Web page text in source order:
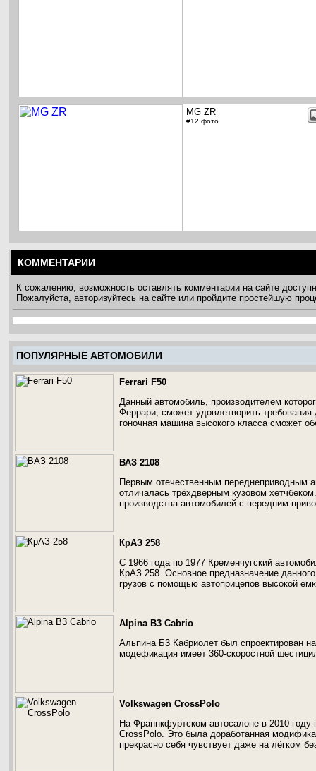
MG ZR
#12 фото
КОММЕНТАРИИ
К сожалению, возможность оставлять комментарии на сайте
Пожалуйста, авторизуйтесь на сайте или пройдите простейшую
ПОПУЛЯРНЫЕ АВТОМОБИЛИ
Ferrari F50
Данный автомобиль, производителем
Феррари, сможет удовлетворить
гоночная машина высокого класса сможет
ВАЗ 2108
Первым отечественным переднеприводным
отличалась трёхдверным кузовом
производства автомобилей с передним
КрАЗ 258
С 1966 года по 1977 Кременчугский
КрАЗ 258. Основное предназначение
грузов с помощью автоприцепов высокой
Alpina B3 Cabrio
Альпина Б3 Кабриолет был спроектирован
модефикация имеет 360-скоростной
Volkswagen CrossPolo
На Франнкфуртском автосалоне в 2010
CrossPolo. Это была доработанная
прекрасно себя чувствует даже на лёгком